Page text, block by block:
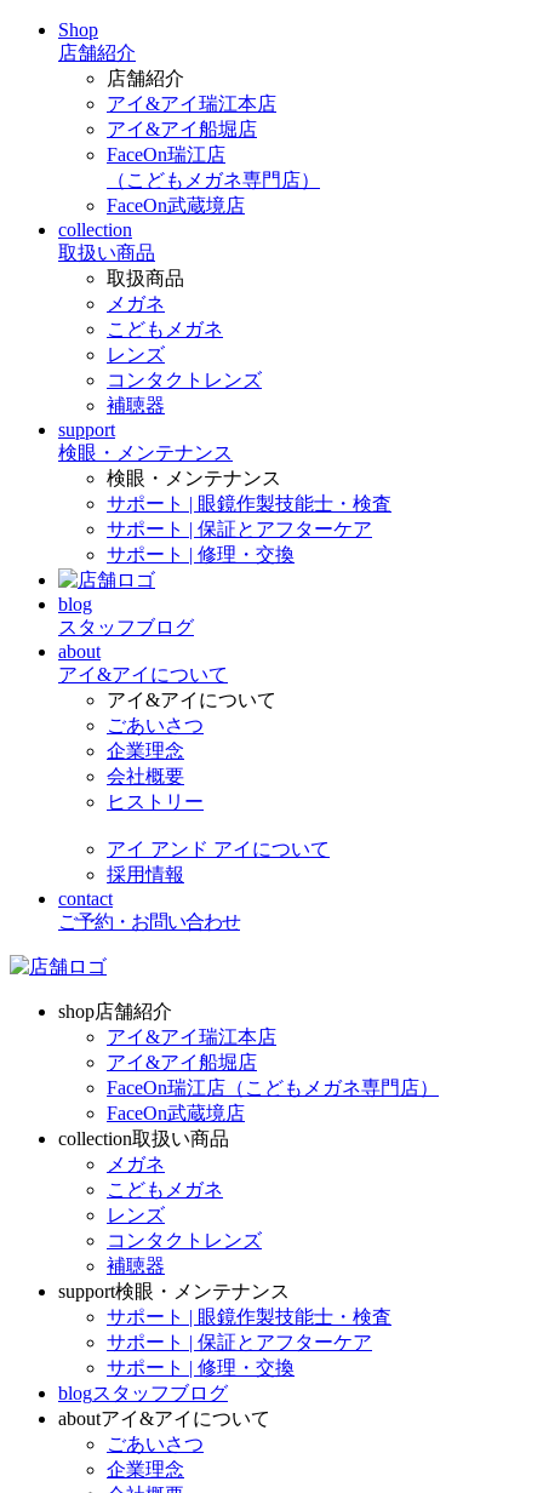
Shop
店舗紹介
店舗紹介
アイ&アイ瑞江本店
アイ&アイ船堀店
FaceOn瑞江店
（こどもメガネ専門店）
FaceOn武蔵境店
collection
取扱い商品
取扱商品
メガネ
こどもメガネ
レンズ
コンタクトレンズ
補聴器
support
検眼・メンテナンス
検眼・メンテナンス
サポート | 眼鏡作製技能士・検査
サポート | 保証とアフターケア
サポート | 修理・交換
blog
スタッフブログ
about
アイ&アイについて
アイ&アイについて
ごあいさつ
企業理念
会社概要
ヒストリー
アイ アンド アイについて
採用情報
contact
ご予約・お問い合わせ
shop店舗紹介
アイ&アイ瑞江本店
アイ&アイ船堀店
FaceOn瑞江店（こどもメガネ専門店）
FaceOn武蔵境店
collection取扱い商品
メガネ
こどもメガネ
レンズ
コンタクトレンズ
補聴器
support検眼・メンテナンス
サポート | 眼鏡作製技能士・検査
サポート | 保証とアフターケア
サポート | 修理・交換
blogスタッフブログ
aboutアイ&アイについて
ごあいさつ
企業理念